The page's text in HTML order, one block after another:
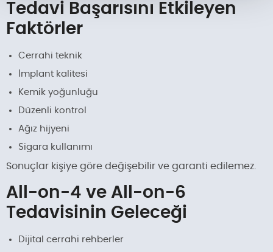
Tedavi Başarısını Etkileyen
Faktörler
Cerrahi teknik
İmplant kalitesi
Kemik yoğunluğu
Düzenli kontrol
Ağız hijyeni
Sigara kullanımı
Sonuçlar kişiye göre değişebilir ve garanti edilemez.
All-on-4 ve All-on-6
Tedavisinin Geleceği
Dijital cerrahi rehberler